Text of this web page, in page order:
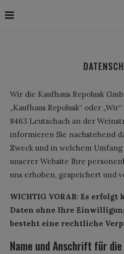
Wir die Kaufhaus Repolusk
„Kaufhaus Repolusk“ oder
8463 Leutschach an der
informieren Sie nachstehend
Zweck und in welchem
unserer Website Ihre
uns erhoben, gespeichert und
WICHTIG VORAB: Es
Daten ohne Ihre
besteht eine rechtliche
Name und Anschrift für